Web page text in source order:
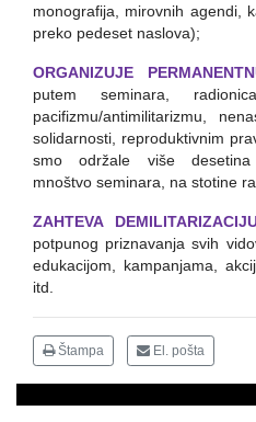
monografija, mirovnih agendi,
preko pedeset naslova);
ORGANIZUJE
putem seminara,
pacifizmu/antimilitarizmu,
solidarnosti, reproduktivnim
smo održale više desetina
mnoštvo seminara, na stotine
ZAHTEVA
potpunog priznavanja svih
edukacijom, kampanjama,
itd.
Štampa El. pošta